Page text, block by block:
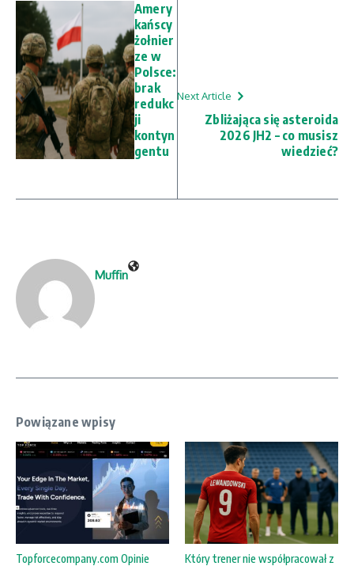
Amery
kańscy
żołnier
ze w
Polsce:
brak
redukc
ji
kontyn
gentu
Next Article
Zbliżająca się asteroida
2026 JH2 – co musisz
wiedzieć?
Muffin
Powiązane wpisy
Topforcecompany.com Opinie Który trener nie współpracował z